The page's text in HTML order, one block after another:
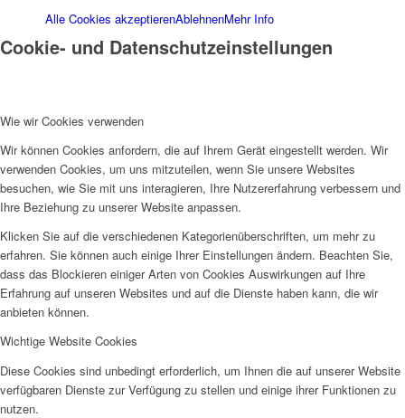
Emmerich Räuberhöhle
Kranenburg
Storchennest
Alle Cookies akzeptierenAblehnenMehr Info
Cookie- und Datenschutzeinstellungen
Wie wir Cookies verwenden
Wir können Cookies anfordern, die auf Ihrem Gerät eingestellt werden. Wir
verwenden Cookies, um uns mitzuteilen, wenn Sie unsere Websites
besuchen, wie Sie mit uns interagieren, Ihre Nutzererfahrung verbessern und
Ihre Beziehung zu unserer Website anpassen.
Klicken Sie auf die verschiedenen Kategorienüberschriften, um mehr zu
erfahren. Sie können auch einige Ihrer Einstellungen ändern. Beachten Sie,
dass das Blockieren einiger Arten von Cookies Auswirkungen auf Ihre
Erfahrung auf unseren Websites und auf die Dienste haben kann, die wir
anbieten können.
Wichtige Website Cookies
Diese Cookies sind unbedingt erforderlich, um Ihnen die auf unserer Website
verfügbaren Dienste zur Verfügung zu stellen und einige ihrer Funktionen zu
nutzen.